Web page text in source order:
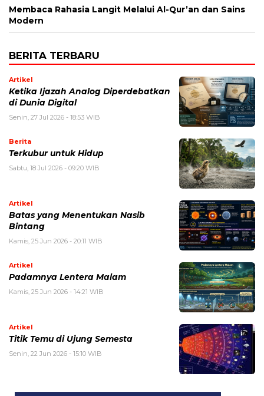
Membaca Rahasia Langit Melalui Al-Qur’an dan Sains
Modern
BERITA TERBARU
Artikel
Ketika Ijazah Analog Diperdebatkan
di Dunia Digital
Senin, 27 Jul 2026 - 18:53 WIB
Berita
Terkubur untuk Hidup
Sabtu, 18 Jul 2026 - 09:20 WIB
Artikel
Batas yang Menentukan Nasib
Bintang
Kamis, 25 Jun 2026 - 20:11 WIB
Artikel
Padamnya Lentera Malam
Kamis, 25 Jun 2026 - 14:21 WIB
Artikel
Titik Temu di Ujung Semesta
Senin, 22 Jun 2026 - 15:10 WIB